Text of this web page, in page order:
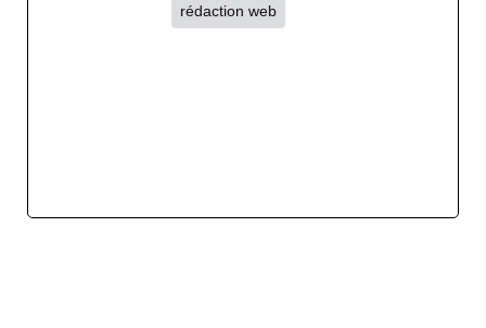
rédaction web